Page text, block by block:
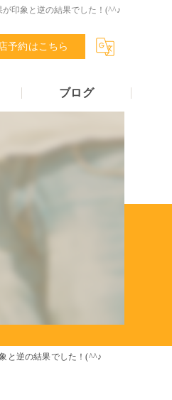
が印象と逆の結果でした！(^^♪
予約はこちら
ブログ
と逆の結果でした！(^^♪